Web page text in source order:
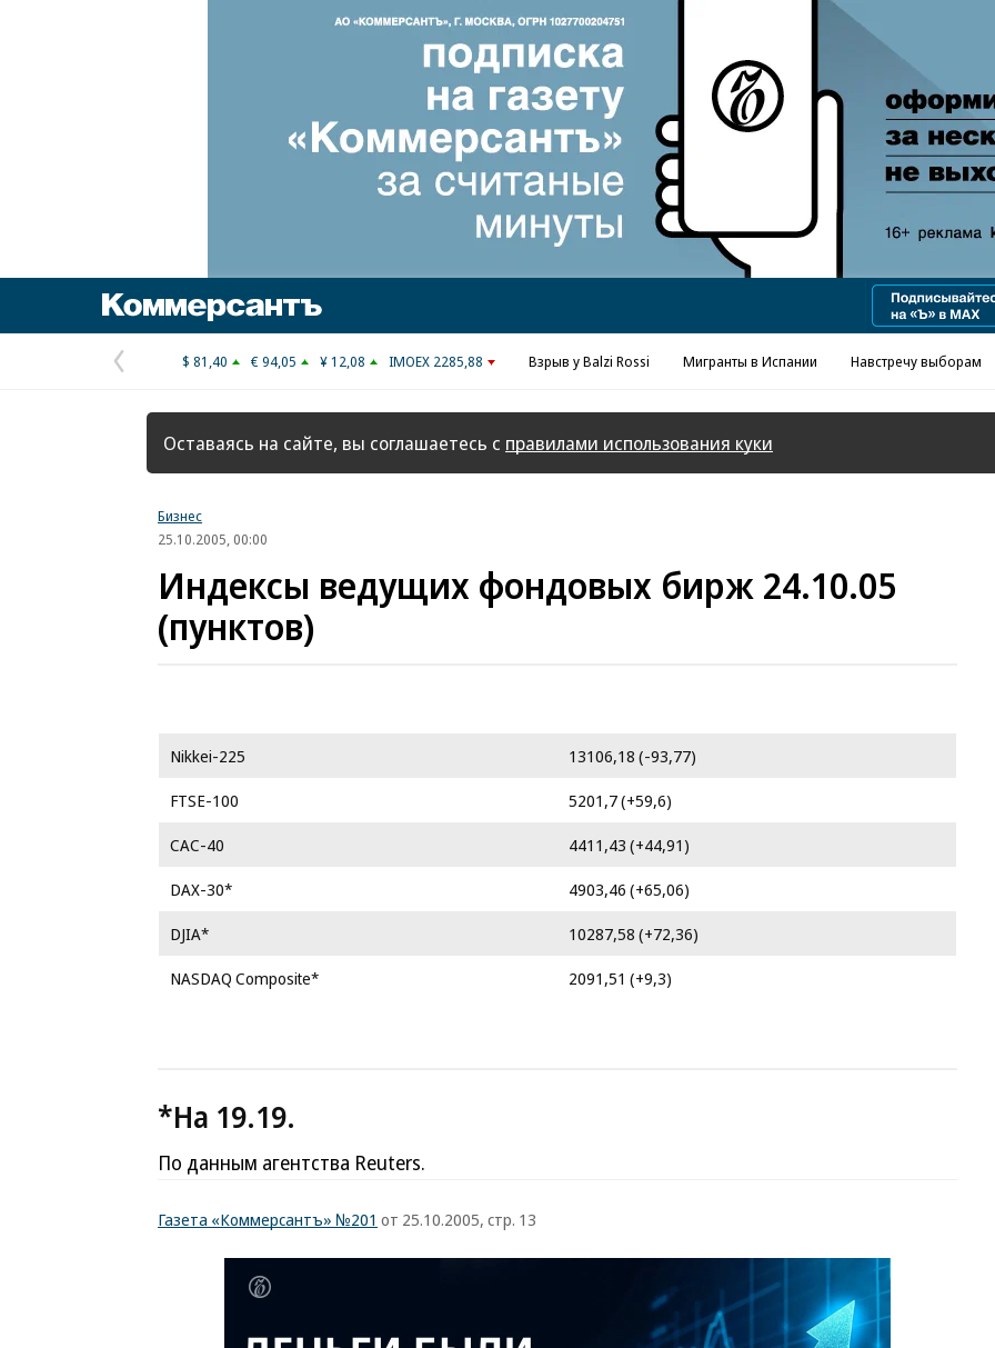
Реклама в «Ъ» www.kommersant.ru/ad
Предыдущая
страница
$ 81,40 € 94,05 ¥ 12,08 IMOEX 2285,88 Взрыв у Balzi Rossi Мигранты в Испании Навстречу выборам
Оставаясь на сайте, вы соглашаетесь с правилами использования куки
Бизнес
25.10.2005, 00:00
Индексы ведущих фондовых бирж 24.10.05
(пунктов)
Nikkei-225
13106,18 (-93,77)
FTSE-100
5201,7 (+59,6)
CAC-40
4411,43 (+44,91)
DAX-30*
4903,46 (+65,06)
DJIA*
10287,58 (+72,36)
NASDAQ Composite*
2091,51 (+9,3)
*На 19.19.
По данным агентства Reuters.
Газета «Коммерсантъ» №201 от 25.10.2005, стр. 13